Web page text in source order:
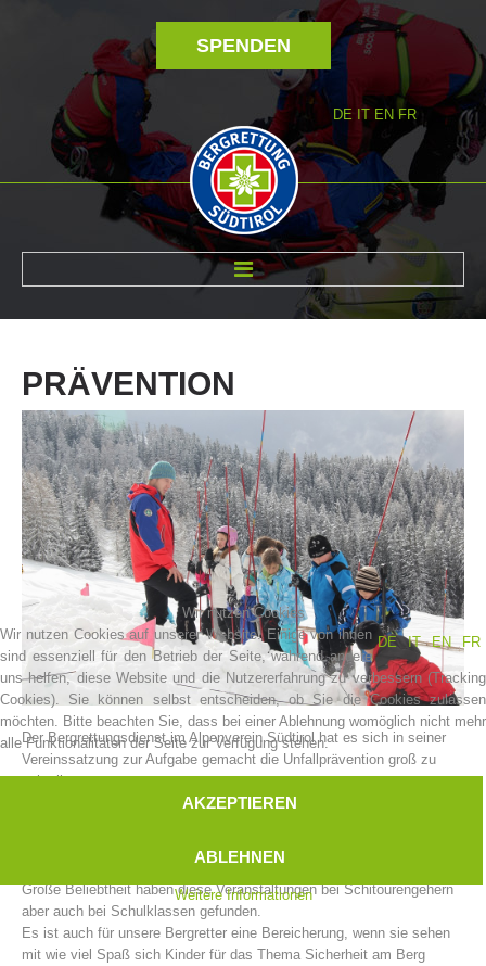
SPENDEN
DE IT EN FR
Vereinsgeschichte
PRÄVENTION
Der Bergrettungsdienst im Alpenverein Südtirol hat es sich in seiner
Vereinssatzung zur Aufgabe gemacht die Unfallprävention groß zu
schreiben.
Im Stillen machen die Bergrettungsstellen Südtirols eine Aufgabe,
diverse Kampagnen für das sichere Winterbergsteigen.
Große Beliebtheit haben diese Veranstaltungen bei Schitourengehern
aber auch bei Schulklassen gefunden.
Es ist auch für unsere Bergretter eine Bereicherung, wenn sie sehen
mit wie viel Spaß sich Kinder für das Thema Sicherheit am Berg
Wir nutzen Cookies
DE
IT EN FR
Wir nutzen Cookies auf unserer Website. Einige von ihnen
sind essenziell für den Betrieb der Seite, während andere
uns helfen, diese Website und die Nutzererfahrung zu verbessern (Tracking
Cookies). Sie können selbst entscheiden, ob Sie die Cookies zulassen
möchten. Bitte beachten Sie, dass bei einer Ablehnung womöglich nicht mehr
alle Funktionalitäten der Seite zur Verfügung stehen.
AKZEPTIEREN
ABLEHNEN
Weitere Informationen